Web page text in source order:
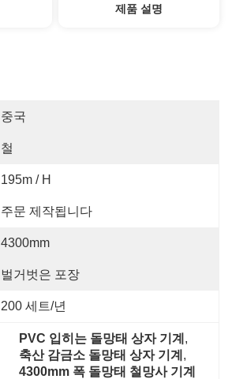
제품 설명
중국
철
195m / H
주문 제작됩니다
4300mm
벌거벗은 포장
200 세트/년
PVC 입히는 돌망태 상자 기계 ,
축산 감금소 돌망태 상자 기계 ,
4300mm 폭 돌망태 철망사 기계